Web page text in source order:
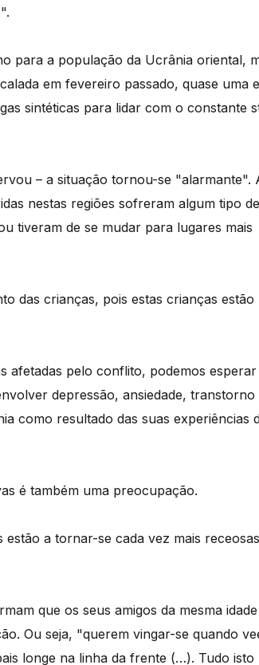
para a população da Ucrânia oriental,
em fevereiro passado, quase uma
sintéticas para lidar com o constante
– a situação tornou-se "alarmante".
nestas regiões sofreram algum tipo
tiveram de se mudar para lugares mais
das crianças, pois estas crianças
afetadas pelo conflito, podemos esperar
depressão, ansiedade, transtorno
como resultado das suas experiências
é também uma preocupação.
a tornar-se cada vez mais
que os seus amigos da mesma idade
Ou seja, "querem vingar-se quando
longe na linha da frente (…). Tudo isto